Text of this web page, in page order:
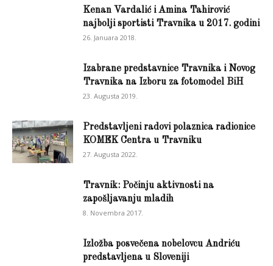
Kenan Vardalić i Amina Tahirović
najbolji sportisti Travnika u 2017. godini
26. Januara 2018.
Izabrane predstavnice Travnika i Novog
Travnika na Izboru za fotomodel BiH
23. Augusta 2019.
Predstavljeni radovi polaznica radionice
KOMEK Centra u Travniku
27. Augusta 2022.
Travnik: Počinju aktivnosti na
zapošljavanju mladih
8. Novembra 2017.
Izložba posvečena nobelovcu Andriću
predstavljena u Sloveniji